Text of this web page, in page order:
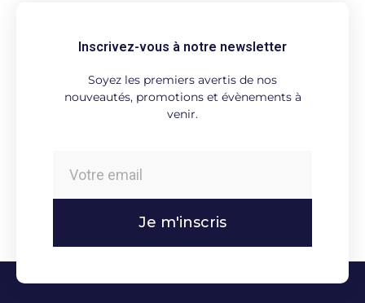
Inscrivez-vous à notre newsletter
Soyez les premiers avertis de nos
nouveautés, promotions et évènements à
venir.
Je m'inscris